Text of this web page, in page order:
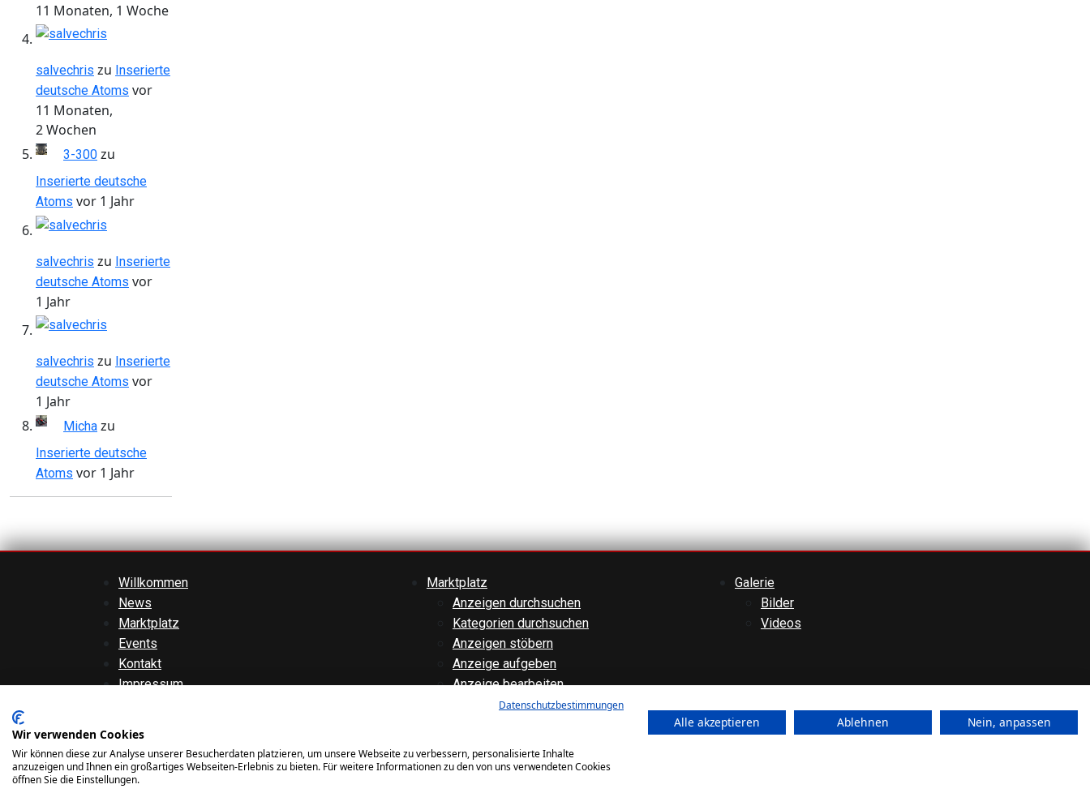
11 Monaten, 1 Woche
salvechris zu Inserierte
deutsche Atoms vor
11 Monaten,
2 Wochen
3-300 zu
Inserierte deutsche
Atoms vor 1 Jahr
salvechris zu Inserierte
deutsche Atoms vor
1 Jahr
salvechris zu Inserierte
deutsche Atoms vor
1 Jahr
Micha zu
Inserierte deutsche
Atoms vor 1 Jahr
Willkommen
News
Marktplatz
Events
Kontakt
Impressum
Marktplatz
Anzeigen durchsuchen
Kategorien durchsuchen
Anzeigen stöbern
Anzeige aufgeben
Anzeige bearbeiten
Forenübersicht
Websiteinternes
Galerie
Bilder
Videos
Datenschutzbestimmungen
Wir verwenden Cookies
Wir können diese zur Analyse unserer Besucherdaten platzieren, um unsere Webseite zu verbessern, personalisierte Inhalte
anzuzeigen und Ihnen ein großartiges Webseiten-Erlebnis zu bieten. Für weitere Informationen zu den von uns verwendeten Cookies
öffnen Sie die Einstellungen.
Alle akzeptieren Ablehnen Nein, anpassen